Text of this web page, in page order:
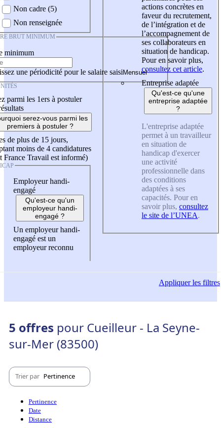
Non cadre (5)
Non renseignée
BRUT MINIMUM
minimum
une périodicité pour le salaire saisi
parmi les 1ers à postuler
serez-vous parmi les
premiers à postuler ?
de plus de 15 jours,
moins de 4 candidatures
France Travail est informé)
Employeur handi-
engagé
Qu'est-ce qu'un
employeur handi-
engagé ?
Un employeur handi-
engagé est un
employeur reconnu
actions concrètes en
faveur du recrutement,
de l’intégration et de
l’accompagnement de
ses collaborateurs en
situation de handicap.
Pour en savoir plus,
consultez cet article.
Entreprise adaptée
Qu'est-ce qu'une
entreprise adaptée
?
L'entreprise adaptée
permet à un travailleur
en situation de
handicap d'exercer
une activité
professionnelle dans
des conditions
adaptées à ses
capacités. Pour en
savoir plus, consultez
le site de l’UNEA.
Appliquerles filtres
5 offres pour Cueilleur - La Seyne-
sur-Mer (83500)
Trier par Pertinence
Pertinence
Date
Distance